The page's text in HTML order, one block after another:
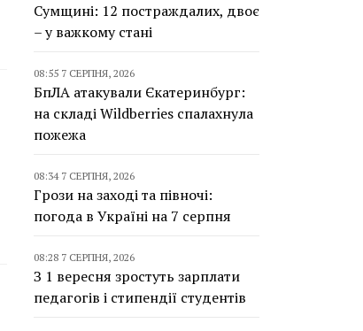
Сумщині: 12 постраждалих, двоє
– у важкому стані
08:55 7 СЕРПНЯ, 2026
БпЛА атакували Єкатеринбург:
на складі Wildberries спалахнула
пожежа
08:34 7 СЕРПНЯ, 2026
Грози на заході та півночі:
погода в Україні на 7 серпня
08:28 7 СЕРПНЯ, 2026
З 1 вересня зростуть зарплати
педагогів і стипендії студентів